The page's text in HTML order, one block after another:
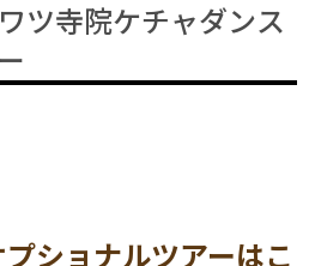
ツ寺院ケチャダンス
ショナルツアーはこ